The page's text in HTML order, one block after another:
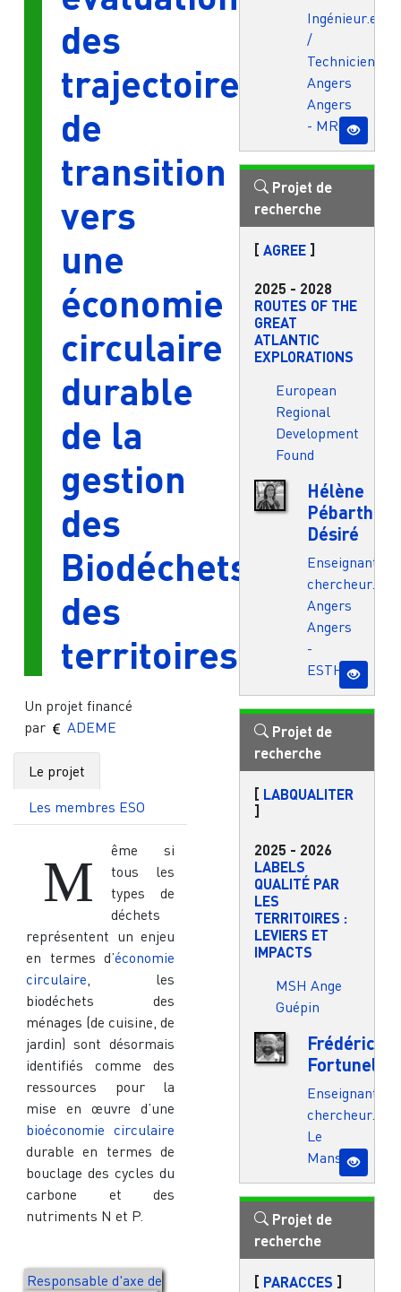
des
trajectoires
de
transition
vers
une
économie
circulaire
durable
de la
gestion
des
Biodéchets
des
territoires
Un projet financé
par
ADEME
Le projet
Les membres ESO
M
ême si
tous les
types de
déchets
représentent un enjeu
en termes d’économie
circulaire, les
biodéchets des
ménages (de cuisine, de
jardin) sont désormais
identifiés comme des
ressources pour la
mise en œuvre d’une
bioéconomie circulaire
durable en termes de
bouclage des cycles du
carbone et des
nutriments N et P.
Responsable d'axe de
Ingénieur.e
/
Technicien.ne
Angers
Angers
- MRGT
Projet de
recherche
[ AGREE ]
2025 - 2028
ROUTES OF THE
GREAT
ATLANTIC
EXPLORATIONS
European
Regional
Development
Found
Hélène
Pébarthe-
Désiré
Enseignant.e-
chercheur.e
Angers
Angers
-
ESTHUA
Projet de
recherche
[ LABQUALITER
]
2025 - 2026
LABELS
QUALITÉ PAR
LES
TERRITOIRES :
LEVIERS ET
IMPACTS
MSH Ange
Guépin
Frédéric
Fortunel
Enseignant.e-
chercheur.e
Le
Mans
Projet de
recherche
[ PARACCES ]